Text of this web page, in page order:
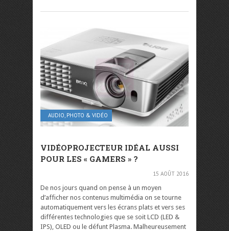
AUDIO, PHOTO & VIDÉO
VIDÉOPROJECTEUR IDÉAL AUSSI
POUR LES « GAMERS » ?
15 AOÛT 2016
De nos jours quand on pense à un moyen
d’afficher nos contenus multimédia on se tourne
automatiquement vers les écrans plats et vers ses
différentes technologies que se soit LCD (LED &
IPS), OLED ou le défunt Plasma. Malheureusement